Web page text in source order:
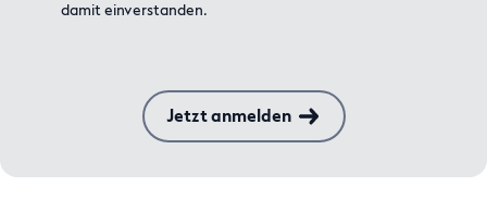
damit einverstanden.
Jetzt anmelden